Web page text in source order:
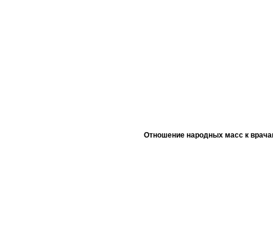
Отношение народных масс к